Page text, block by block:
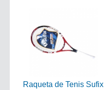
Raqueta de Tenis Sufix